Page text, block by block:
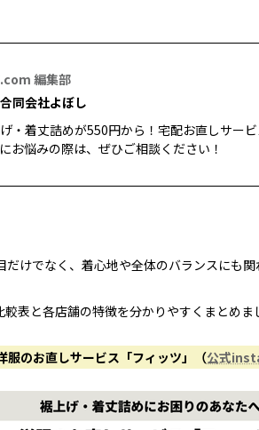
編集部
同会社よぼし
・着丈詰めが550円から！宅配お直しサー
お悩みの際は、ぜひご相談ください！
けでなく、着心地や全体のバランスにも関
表と各店舗の特徴を分かりやすくまとめま
服のお直しサービス「フィッツ」（公式